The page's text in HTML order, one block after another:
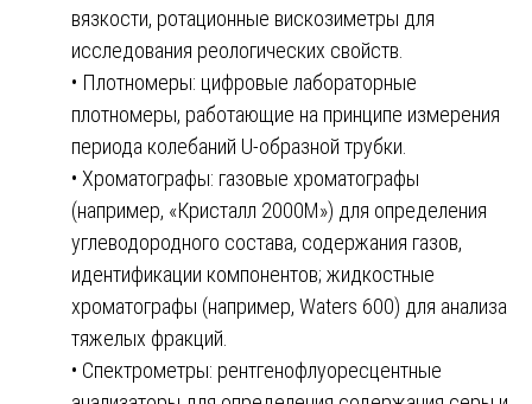
вязкости, ротационные вискозиметры для
исследования реологических свойств.
• Плотномеры: цифровые лабораторные
плотномеры, работающие на принципе измерения
периода колебаний U-образной трубки.
• Хроматографы: газовые хроматографы
(например, «Кристалл 2000М») для определения
углеводородного состава, содержания газов,
идентификации компонентов; жидкостные
хроматографы (например, Waters 600) для анализа
тяжелых фракций.
• Спектрометры: рентгенофлуоресцентные